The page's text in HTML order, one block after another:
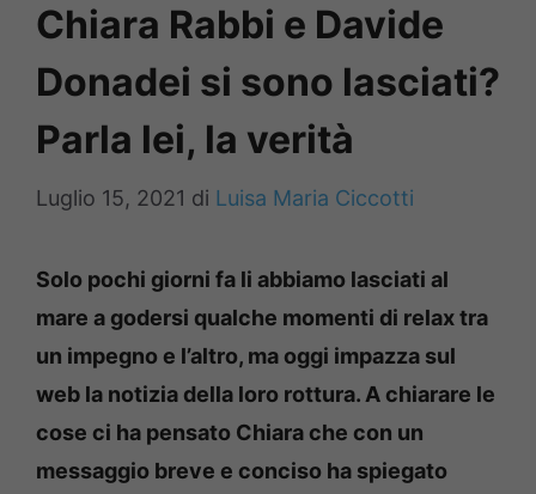
Chiara Rabbi e Davide
Donadei si sono lasciati?
Parla lei, la verità
Luglio 15, 2021 di Luisa Maria Ciccotti
Solo pochi giorni fa li abbiamo lasciati al
mare a godersi qualche momenti di relax tra
un impegno e l’altro, ma oggi impazza sul
web la notizia della loro rottura. A chiarare le
cose ci ha pensato Chiara che con un
messaggio breve e conciso ha spiegato